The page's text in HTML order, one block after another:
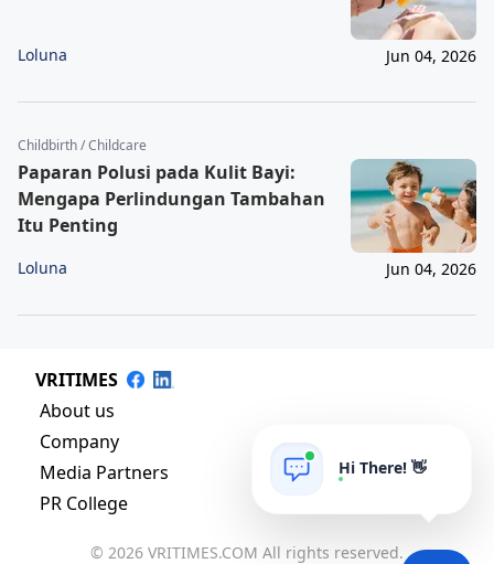
Loluna Jun 04, 2026
Childbirth / Childcare
Paparan Polusi pada Kulit Bayi:
Mengapa Perlindungan Tambahan
Itu Penting
Loluna Jun 04, 2026
VRITIMES
About us
Company
Media Partners
PR College
© 2026 VRITIMES.COM All rights reserved.
Hi There! 👋